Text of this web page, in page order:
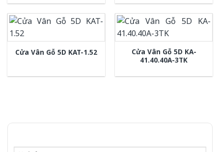
Cửa Vân Gỗ 5D KAT-1.52
Cửa Vân Gỗ 5D KA-
41.40.40A-3TK